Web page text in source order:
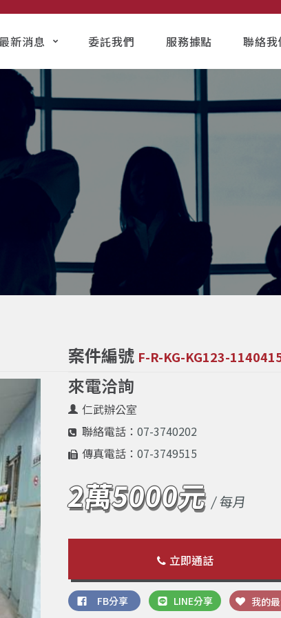
新消息 委託我們 服務據點 聯絡我
案件編號 F-R-KG-KG123-
來電洽詢
仁武辦公室
聯絡電話： 07-3740202
傳真電話： 07-3749515
2萬5000元/ 每月
立即通話
FB分享 LINE分享 我的